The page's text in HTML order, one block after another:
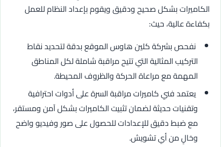
الكاميرات بشكل صحيح ودقيق ويقوم بإعداد النظام للعمل
بكفاءة عالية، حيث:
نفحص بشركة كلين هاوس الموقع بدقة لتحديد نقاط
التركيب المثالية التي تتيح مراقبة شاملة لكل المناطق
المهمة مع مراعاة الحركة والظروف المحيطة.
يعتمد فني كاميرات مراقبة السرة على أدوات احترافية
وتقنيات حديثة لضمان تثبيت الكاميرات بشكل آمن ومستقر،
مع ضبط دقيق للإعدادات للحصول على صور وفيديو واضح
وخالٍ من أي تشويش.